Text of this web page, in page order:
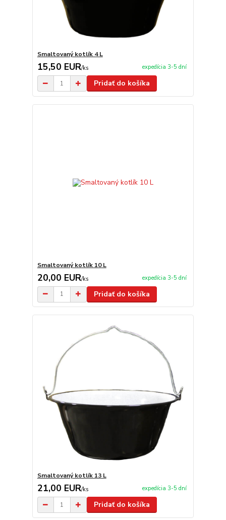
Smaltovaný kotlík 4 L
15,50 EUR/ks expedícia 3-5 dní
Pridať do košíka
Smaltovaný kotlík 10 L
20,00 EUR/ks expedícia 3-5 dní
Pridať do košíka
Smaltovaný kotlík 13 L
21,00 EUR/ks expedícia 3-5 dní
Pridať do košíka